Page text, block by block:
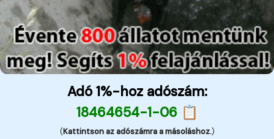
Adó 1%-hoz adószám:
18464654-1-06 📋
(Kattintson az adószámra a másoláshoz.)